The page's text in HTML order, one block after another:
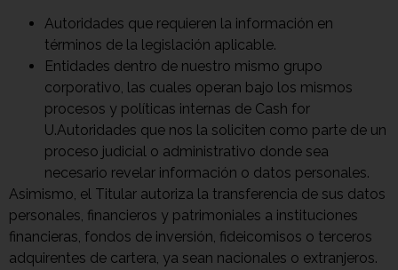
Autoridades que requieren la información en
términos de la legislación aplicable.
Entidades dentro de nuestro mismo grupo
corporativo, las cuales operan bajo los mismos
procesos y políticas internas de Cash for
U.Autoridades que nos la soliciten como parte de un
proceso judicial o administrativo donde sea
necesario revelar información o datos personales.
Asimismo, el Titular autoriza la transferencia de sus datos
personales, financieros y patrimoniales a instituciones
financieras, fondos de inversión, fideicomisos o terceros
adquirentes de cartera, ya sean nacionales o extranjeros.